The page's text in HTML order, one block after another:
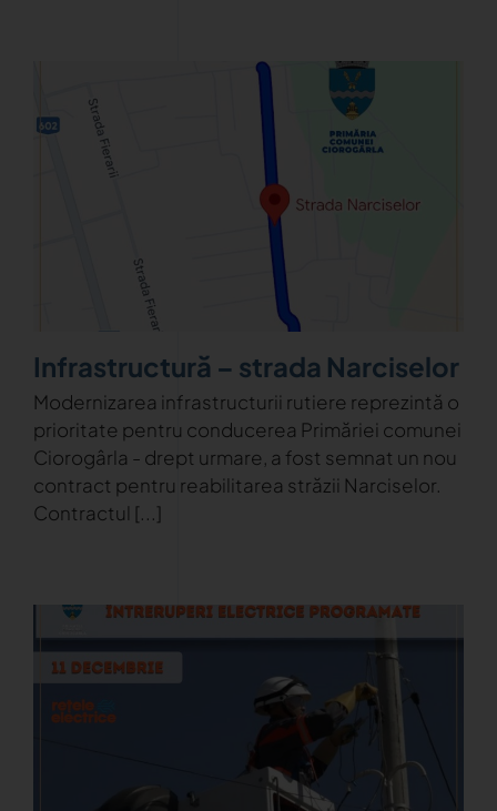
Infrastructură – strada Narciselor
Modernizarea infrastructurii rutiere reprezintă o
prioritate pentru conducerea Primăriei comunei
Ciorogârla - drept urmare, a fost semnat un nou
contract pentru reabilitarea străzii Narciselor.
Contractul [...]